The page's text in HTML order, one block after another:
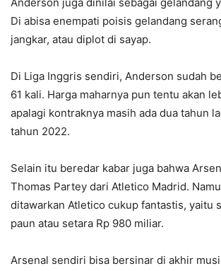
Di abisa enempati poisis gelandang
jangkar, atau diplot di sayap.
Di Liga Inggris sendiri, Anderson sudah
61 kali. Harga maharnya pun tentu akan
apalagi kontraknya masih ada dua tahun
tahun 2022.
Selain itu beredar kabar juga bahwa
Thomas Partey dari Atletico Madrid.
ditawarkan Atletico cukup fantastis, yaitu
paun atau setara Rp 980 miliar.
Arsenal sendiri bisa bersinar di akhir